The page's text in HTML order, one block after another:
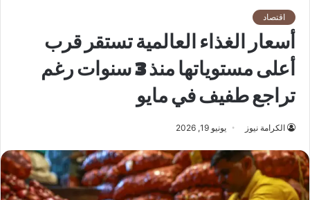
اقتصاد
أسعار الغذاء العالمية تستقر قرب
أعلى مستوياتها منذ 3 سنوات رغم
تراجع طفيف في مايو
الكرامة نيوز يونيو 19, 2026